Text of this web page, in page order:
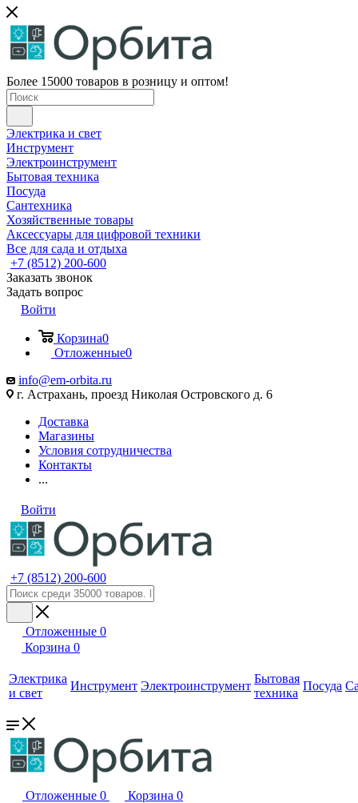
Более 15000 товаров в розницу и оптом!
Электрика и свет
Инструмент
Электроинструмент
Бытовая техника
Посуда
Сантехника
Хозяйственные товары
Аксессуары для цифровой техники
Все для сада и отдыха
+7 (8512) 200-600
Заказать звонок
Задать вопрос
Войти
Корзина0
Отложенные0
info@em-orbita.ru
г. Астрахань, проезд Николая Островского д. 6
Доставка
Магазины
Условия сотрудничества
Контакты
...
Войти
+7 (8512) 200-600
Отложенные 0
Корзина 0
Электрика
и свет
Инструмент Электроинструмент
Бытовая
техника
Посуда
Отложенные 0 Корзина 0